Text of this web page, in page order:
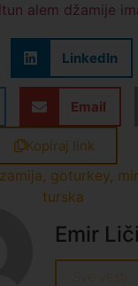
alem džamije
LinkedIn
Email
Kopiraj link
, goturkey,
turska
Emir
Sve vesti